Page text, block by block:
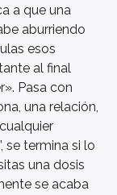
a que una
aburriendo
esos
al final
Pasa con
una relación,
se termina si lo
una dosis
se acaba